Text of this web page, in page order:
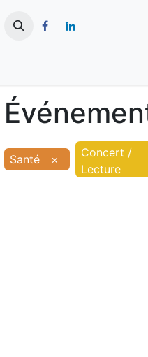
Santé ×
Concert /
Lecture